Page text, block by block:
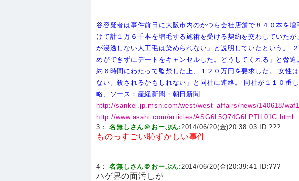
谷容疑者は事件前日に大阪市内のかつら会社店舗で８４０本を増
けて計１万６千本を増毛する施術を受ける契約を交わしていたが
が浸透しない人工毛は染められない」と説明していたという。
めができずにデートをキャンセルした。どうしてくれる」と脅
約６時間にわたって監禁した上、１２０万円を要求した。
女性
ない。殺されるかもしれない」と同社に連絡。
同社が１１０番
略、ソース：産経新聞・朝日新聞
http://sankei.jp.msn.com/west/west_affairs/news/140618/
http://www.asahi.com/articles/ASG6L5Q74G6LPTIL01G.html
3：名無しさん＠おーぷん:2014/06/20(金)20:38:03 ID:???
ものっすごい恥ずかしい事件
4：名無しさん＠おーぷん:2014/06/20(金)20:39:41 ID:???
ハゲ界の面汚しが